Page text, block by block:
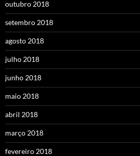
outubro 2018
setembro 2018
agosto 2018
julho 2018
junho 2018
maio 2018
abril 2018
março 2018
fevereiro 2018